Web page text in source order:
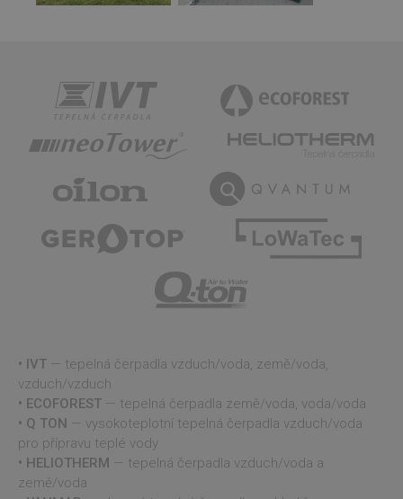
IVT — tepelná čerpadla vzduch/voda, země/voda,
vzduch/vzduch
ECOFOREST — tepelná čerpadla země/voda, voda/voda
Q TON — vysokoteplotní tepelná čerpadla vzduch/voda
pro přípravu teplé vody
HELIOTHERM — tepelná čerpadla vzduch/voda a
země/voda
li_gc
LinkedIn
Corporation
5
měsíců
týdny
Používá se k
ukládání
hostů s
použitím
cookies pro
podstatné
účely
.projektuj-
cerpadla.cz
4
týdny
2 dny
se používá k
jedinečné
identifikaci
CookieScriptConsent
CookieScript
www.projektuj-
tepelna-
týdny
2 dny
Tento soubor
cookie
používá
Google